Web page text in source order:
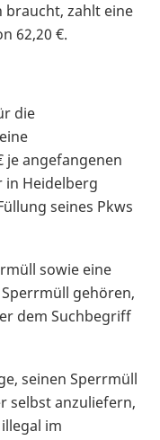
braucht, zahlt eine
62,20 €.
die
je angefangenen
in Heidelberg
seines Pkws
sowie eine
gehören,
dem Suchbegriff
seinen Sperrmüll
selbst anzuliefern,
im